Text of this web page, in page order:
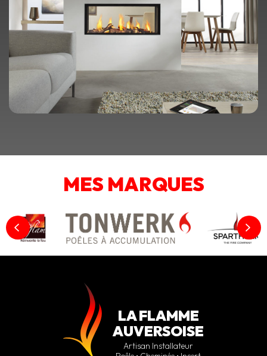
MES MARQUES
LA FLAMME
AUVERSOISE
Artisan Installateur